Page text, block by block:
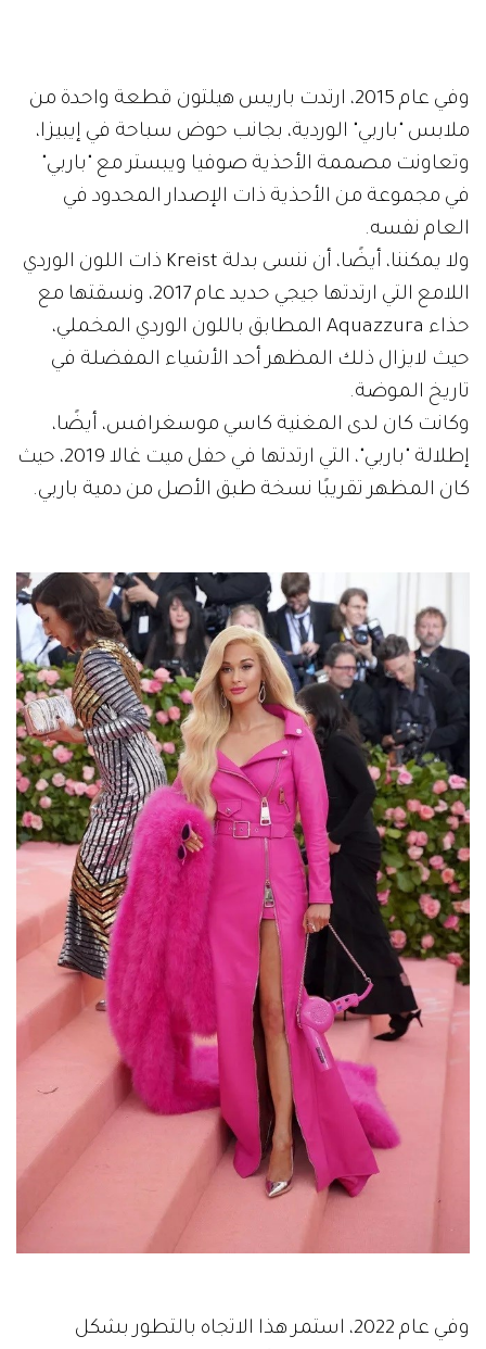
وفي عام 2015، ارتدت باريس هيلتون قطعة واحدة من
ملابس "باربي" الوردية، بجانب حوض سباحة في إيبيزا،
وتعاونت مصممة الأحذية صوفيا ويبستر مع "باربي"
في مجموعة من الأحذية ذات الإصدار المحدود في
العام نفسه.
ولا يمكننا، أيضًا، أن ننسى بدلة Kreist ذات اللون الوردي
اللامع التي ارتدتها جيجي حديد عام 2017، ونسقتها مع
حذاء Aquazzura المطابق باللون الوردي المخملي،
حيث لايزال ذلك المظهر أحد الأشياء المفضلة في
تاريخ الموضة.
وكانت كان لدى المغنية كاسي موسغرافس، أيضًا،
إطلالة "باربي"، التي ارتدتها في حفل ميت غالا 2019، حيث
كان المظهر تقريبًا نسخة طبق الأصل من دمية باربي.
وفي عام 2022، استمر هذا الاتجاه بالتطور بشكل